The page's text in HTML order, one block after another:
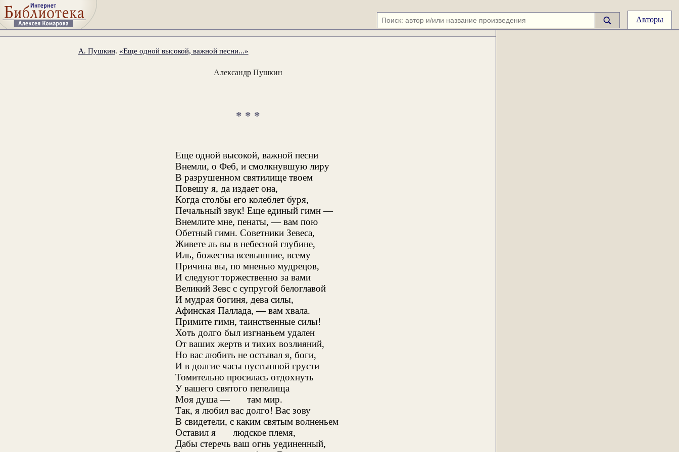
Авторы
А. Пушкин. «Еще одной высокой, важной песни...»
Александр Пушкин
* * *
Еще одной высокой, важной песни
Внемли, о Феб, и смолкнувшую лиру
В разрушенном святилище твоем
Повешу я, да издает она,
Когда столбы его колеблет буря,
Печальный звук! Еще единый гимн —
Внемлите мне, пенаты, — вам пою
Обетный гимн. Советники Зевеса,
Живете ль вы в небесной глубине,
Иль, божества всевышние, всему
Причина вы, по мненью мудрецов,
И следуют торжественно за вами
Великий Зевс с супругой белоглавой
И мудрая богиня, дева силы,
Афинская Паллада, — вам хвала.
Примите гимн, таинственные силы!
Хоть долго был изгнаньем удален
От ваших жертв и тихих возлияний,
Но вас любить не остывал я, боги,
И в долгие часы пустынной грусти
Томительно просилась отдохнуть
У вашего святого пепелища
Моя душа —
там мир.
Так, я любил вас долго! Вас зову
В свидетели, с каким святым волненьем
Оставил я
людское племя,
Дабы стеречь ваш огнь уединенный,